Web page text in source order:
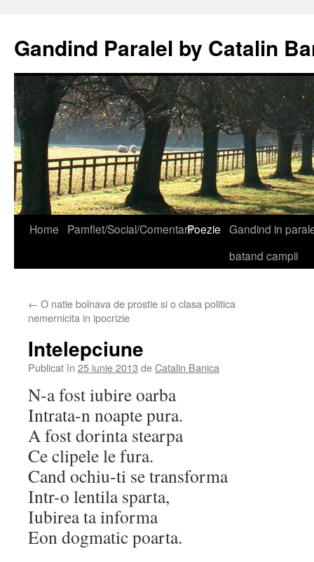
Gandind Paralel by Catalin
Sari
Home Pamflet/Social/ComentariiPoezie Gandind in
batand campii
← O natie bolnava de prostie si o clasa politica
nemernicita in ipocrizie
Intelepciune
Publicat în 25 iunie 2013 deCatalin Banica
N-a fost iubire oarba
Intrata-n noapte pura.
A fost dorinta stearpa
Ce clipele le fura.
Cand ochiu-ti se transforma
Intr-o lentila sparta,
Iubirea ta informa
Eon dogmatic poarta.